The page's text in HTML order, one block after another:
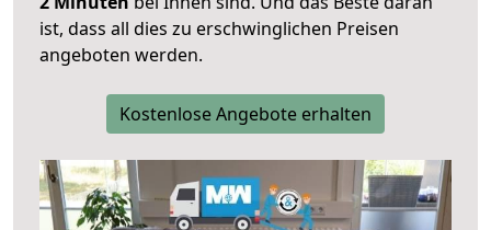
ist, dass all dies zu erschwinglichen Preisen
angeboten werden.
Kostenlose Angebote erhalten